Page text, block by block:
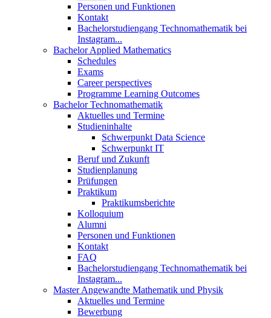
Personen und Funktionen
Kontakt
Bachelorstudiengang Technomathematik bei
Instagram...
Bachelor Applied Mathematics
Schedules
Exams
Career perspectives
Programme Learning Outcomes
Bachelor Technomathematik
Aktuelles und Termine
Studieninhalte
Schwerpunkt Data Science
Schwerpunkt IT
Beruf und Zukunft
Studienplanung
Prüfungen
Praktikum
Praktikumsberichte
Kolloquium
Alumni
Personen und Funktionen
Kontakt
FAQ
Bachelorstudiengang Technomathematik bei
Instagram...
Master Angewandte Mathematik und Physik
Aktuelles und Termine
Bewerbung